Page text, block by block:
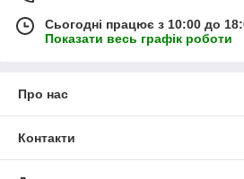
Сьогодні працює з 10:00 до
Показати весь графік роботи
Про нас
Контакти